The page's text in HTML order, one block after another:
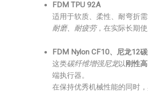
FDM TPU 92A
适用于软质、柔性、耐弯折
耐磨、耐疲劳，在实际长期
FDM Nylon CF10、尼龙12
这类碳纤维增强尼龙以 刚性
端执行器。
在保持优秀机械性能的同时